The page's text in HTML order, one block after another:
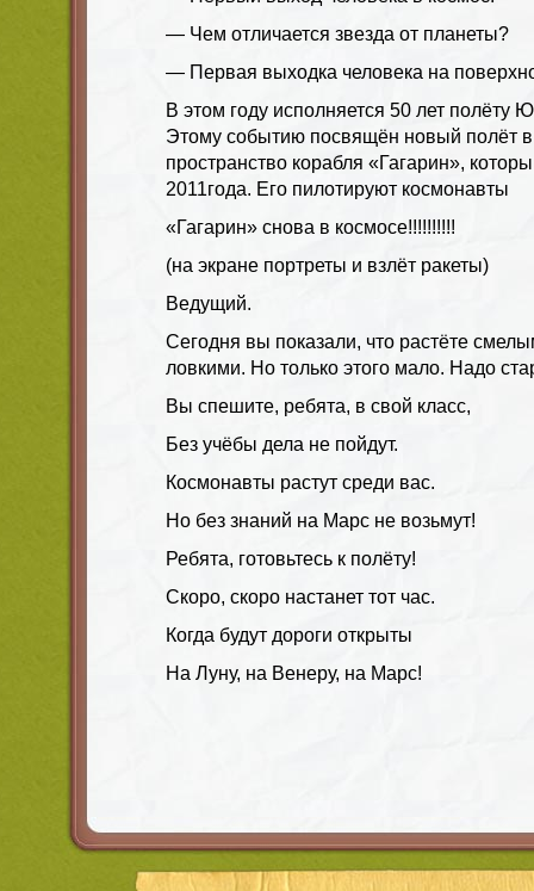
— Чем отличается звезда от планеты?
— Первая выходка человека на
В этом году исполняется 50 лет полёту
Этому событию посвящён новый полёт в
пространство корабля «Гагарин»,
2011года. Его пилотируют космонавты
«Гагарин» снова в космосе!!!!!!!!!!
(на экране портреты и взлёт ракеты)
Ведущий.
Сегодня вы показали, что растёте
ловкими. Но только этого мало. Надо
Вы спешите, ребята, в свой класс,
Без учёбы дела не пойдут.
Космонавты растут среди вас.
Но без знаний на Марс не возьмут!
Ребята, готовьтесь к полёту!
Скоро, скоро настанет тот час.
Когда будут дороги открыты
На Луну, на Венеру, на Марс!